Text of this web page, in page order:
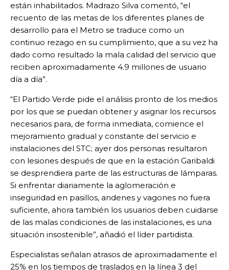
están inhabilitados. Madrazo Silva comentó, “el
recuento de las metas de los diferentes planes de
desarrollo para el Metro se traduce como un
continuo rezago en su cumplimiento, que a su vez ha
dado como resultado la mala calidad del servicio que
reciben aproximadamente 4.9 millones de usuario
día a día”.
“El Partido Verde pide el análisis pronto de los medios
por los que se puedan obtener y asignar los recursos
necesarios para, de forma inmediata, comience el
mejoramiento gradual y constante del servicio e
instalaciones del STC; ayer dos personas resultaron
con lesiones después de que en la estación Garibaldi
se desprendiera parte de las estructuras de lámparas.
Si enfrentar diariamente la aglomeración e
inseguridad en pasillos, andenes y vagones no fuera
suficiente, ahora también los usuarios deben cuidarse
de las malas condiciones de las instalaciones, es una
situación insostenible”, añadió el líder partidista.
Especialistas señalan atrasos de aproximadamente el
25% en los tiempos de traslados en la línea 3 del